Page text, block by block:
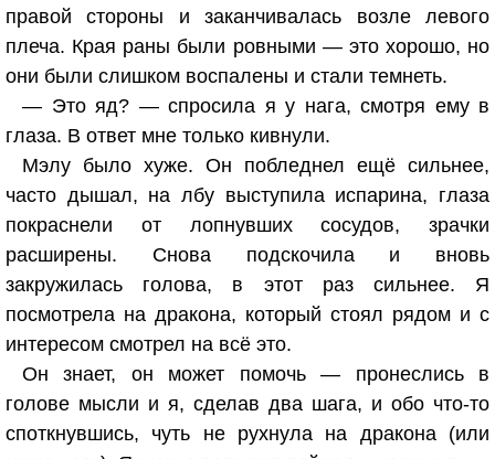
правой стороны и заканчивалась возле левого
плеча. Края раны были ровными — это хорошо, но
они были слишком воспалены и стали темнеть.
— Это яд? — спросила я у нага, смотря ему в
глаза. В ответ мне только кивнули.
Мэлу было хуже. Он побледнел ещё сильнее,
часто дышал, на лбу выступила испарина, глаза
покраснели от лопнувших сосудов, зрачки
расширены. Снова подскочила и вновь
закружилась голова, в этот раз сильнее. Я
посмотрела на дракона, который стоял рядом и с
интересом смотрел на всё это.
Он знает, он может помочь — пронеслись в
голове мысли и я, сделав два шага, и обо что-то
споткнувшись, чуть не рухнула на дракона (или